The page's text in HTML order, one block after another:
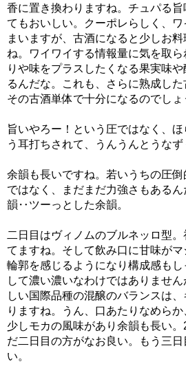
香に置き換わりますね。チュパる
てもおいしい。クーポレらしく、
まいますが、古酒になると少しお
ね。ワイワイする情報量に気を取
りや味をプラスしたくなる果実味や
るんだな。これも、さらに熟成し
その古酒単体で十分になるのでしょ
旨いやろー！という圧ではなく、
う耳打ちされて、うんうんとうなず
余韻も長いですね。若いうちの圧
ではなく、まだまだ力強さもある
韻‥ツーっとした余韻。
二日目はヴィノムのブルネッロ型
てますね。そして飲み口に甘味が
輪郭を感じるようになり構成感も
して濃い濃いなわけではありませ
しい国際品種の混醸のバランスは
りますね。うん、口あたりなめらか
少しモカの風味があり余韻も長い
だ二日目の方がなお良い。もう三
い。